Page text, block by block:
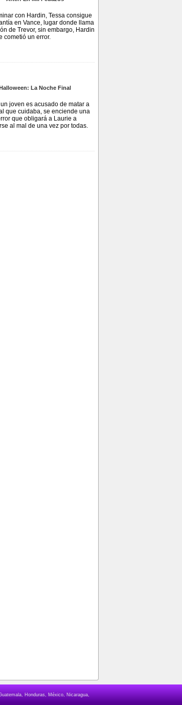
con Hardin, Tessa consigue
en Vance, lugar donde llama
de Trevor, sin embargo, Hardin
cometió un error.
La Noche Final
joven es acusado de matar a
que cuidaba, se enciende una
que obligará a Laurie a
al mal de una vez por todas.
Honduras, México, Nicaragua,